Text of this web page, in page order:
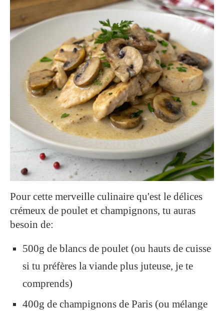
Pour cette merveille culinaire qu'est le délices
crémeux de poulet et champignons, tu auras
besoin de:
500g de blancs de poulet (ou hauts de cuisse
si tu préfères la viande plus juteuse, je te
comprends)
400g de champignons de Paris (ou mélange